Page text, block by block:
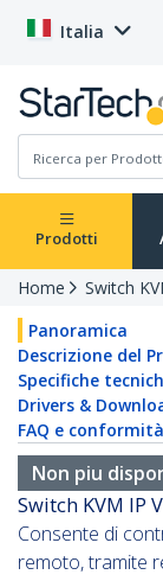
Italia
Prodotti
Home Switch
Panoramica
Descrizione del
Specifiche
Drivers &
FAQ e conformità
Non piu
Switch KVM IP
Consente di
remoto, tramite